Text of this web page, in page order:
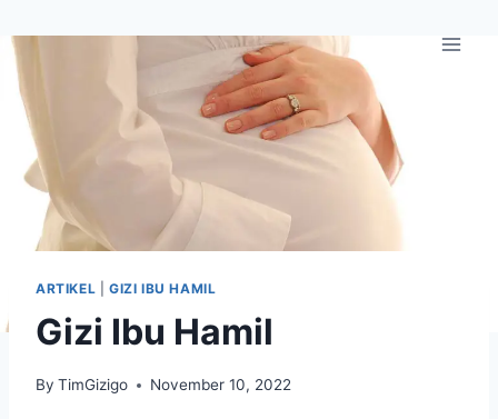
to
content
ARTIKEL GIZI IBU HAMIL
Gizi Ibu Hamil
By TimGizigo November 10, 2022